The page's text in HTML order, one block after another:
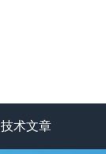
技术文章